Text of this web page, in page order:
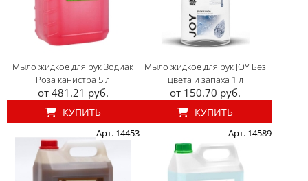
Мыло жидкое для рук Зодиак
Роза канистра 5 л
от 481.21 руб.
КУПИТЬ
Мыло жидкое для рук JOY Без
цвета и запаха 1 л
от 150.70 руб.
КУПИТЬ
Арт. 14453 Арт. 14589